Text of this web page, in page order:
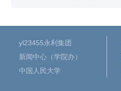
yl23455永利集团
新闻中心（学院办）
中国人民大学